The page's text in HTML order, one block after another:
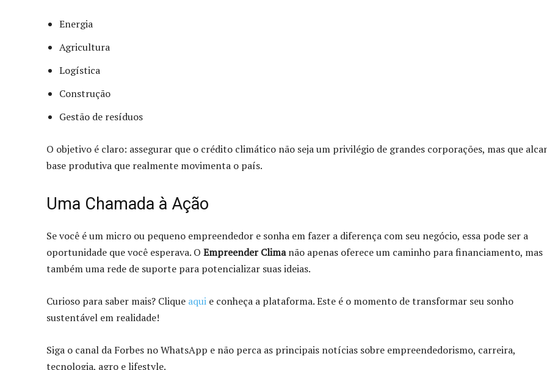
Energia
Agricultura
Logística
Construção
Gestão de resíduos
O objetivo é claro: assegurar que o crédito climático não seja um privilégio de grandes corporações, mas que
base produtiva que realmente movimenta o país.
Uma Chamada à Ação
Se você é um micro ou pequeno empreendedor e sonha em fazer a diferença com seu negócio, essa pode ser a
oportunidade que você esperava. O Empreender Climanão apenas oferece um caminho para financiamento, mas
também uma rede de suporte para potencializar suas ideias.
Curioso para saber mais? Clique aqui e conheça a plataforma. Este é o momento de transformar seu sonho
sustentável em realidade!
Siga o canal da Forbes no WhatsApp e não perca as principais notícias sobre empreendedorismo, carreira,
tecnologia, agro e lifestyle.